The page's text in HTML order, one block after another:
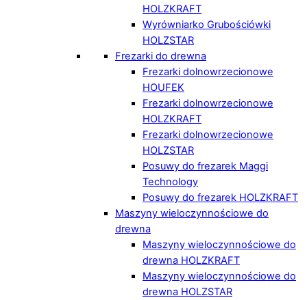
HOLZKRAFT
Wyrówniarko Grubościówki
HOLZSTAR
Frezarki do drewna
Frezarki dolnowrzecionowe
HOUFEK
Frezarki dolnowrzecionowe
HOLZKRAFT
Frezarki dolnowrzecionowe
HOLZSTAR
Posuwy do frezarek Maggi
Technology
Posuwy do frezarek HOLZKRAFT
Maszyny wieloczynnościowe do
drewna
Maszyny wieloczynnościowe do
drewna HOLZKRAFT
Maszyny wieloczynnościowe do
drewna HOLZSTAR